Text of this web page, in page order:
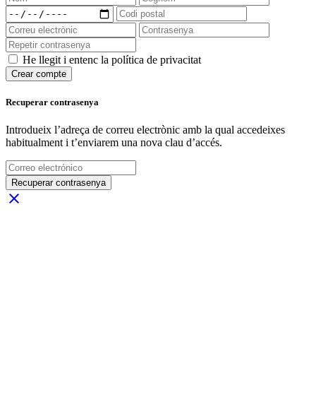
He llegit i entenc la política de privacitat
Crear compte
Recuperar contrasenya
Introdueix l’adreça de correu electrònic amb la qual accedeixes
habitualment i t’enviarem una nova clau d’accés.
Recuperar contrasenya
close